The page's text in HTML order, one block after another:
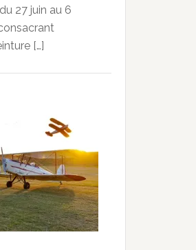
27 juin au 6
[…]